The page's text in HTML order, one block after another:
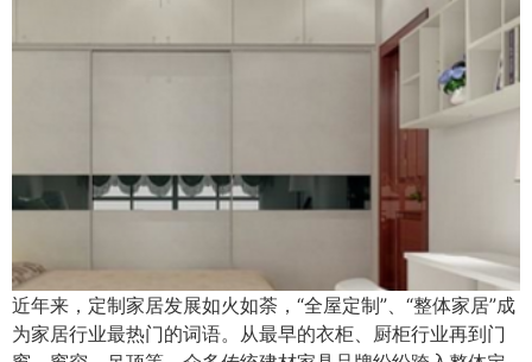
近年来，定制家居发展如火如荼，“全屋定制”、“整体家居”成
为家居行业最热门的词语。从最早的衣柜、厨柜行业再到门